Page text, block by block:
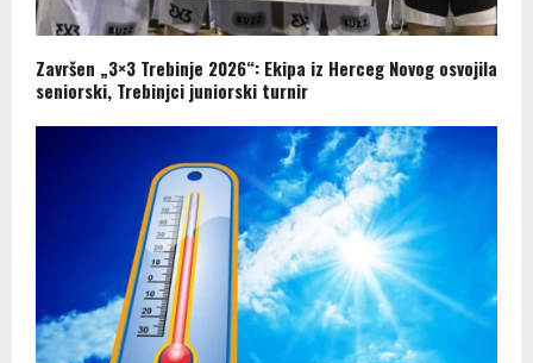
Završen „3×3 Trebinje 2026“: Ekipa iz Herceg Novog osvojila
seniorski, Trebinjci juniorski turnir